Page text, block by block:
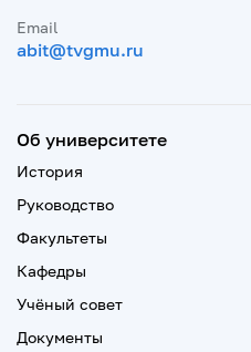
Email
abit@tvgmu.ru
Об университете
История
Руководство
Факультеты
Кафедры
Учёный совет
Документы